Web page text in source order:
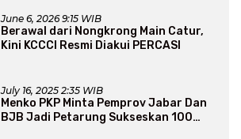
June 6, 2026 9:15 WIB
Berawal dari Nongkrong Main Catur,
Kini KCCCI Resmi Diakui PERCASI
July 16, 2025 2:35 WIB
Menko PKP Minta Pemprov Jabar Dan
BJB Jadi Petarung Sukseskan 100